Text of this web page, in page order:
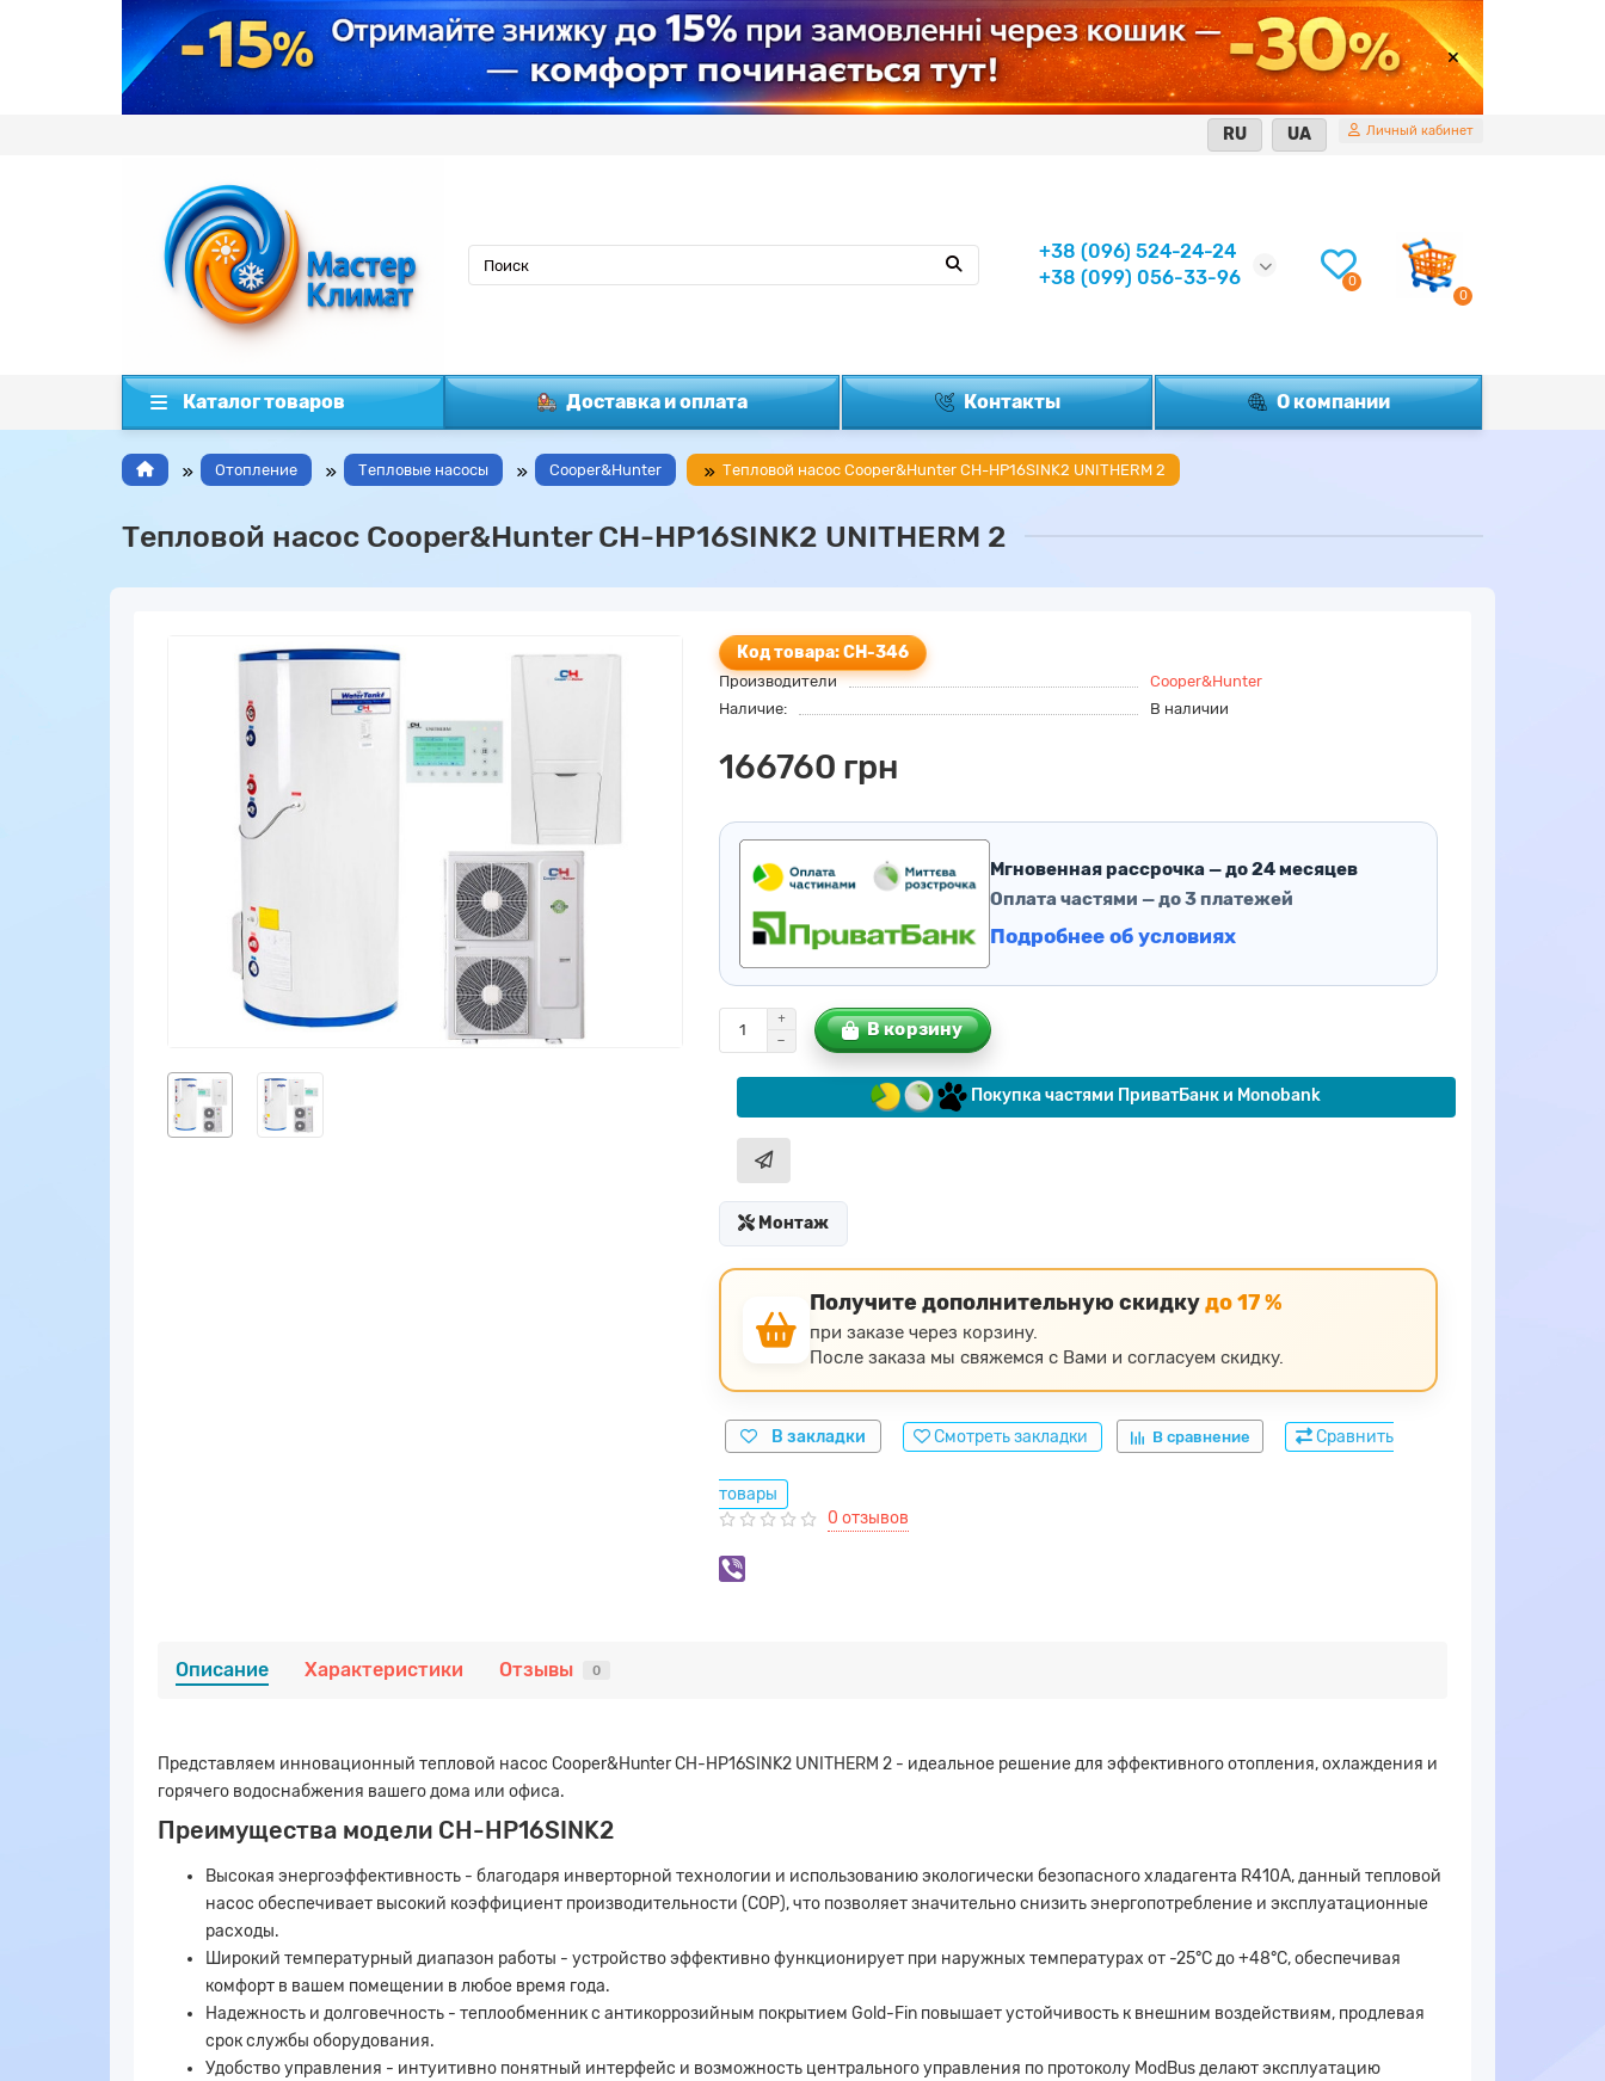
RU UA Личный кабинет
+38 (096) 524-24-24
+38 (099) 056-33-96
0
0
Каталог товаров Доставка и оплата Контакты О компании
Отопление Тепловые насосы Cooper&Hunter Тепловой насос Cooper&Hunter CH-HP16SINK2 UNITHERM 2
Тепловой насос Cooper&Hunter CH-HP16SINK2 UNITHERM 2
Код товара: CH-346
Производители
Cooper&Hunter
Наличие:
В наличии
166760 грн
Мгновенная рассрочка — до 24 месяцев
Оплата частями — до 3 платежей
Подробнее об условиях
В корзину
Покупка частями ПриватБанк и Monobank
Монтаж
Получите дополнительную скидкудо 17 %
при заказе через корзину.
После заказа мы свяжемся с Вами и согласуем скидку.
В закладки Смотреть закладки В сравнение Сравнить
товары
0 отзывов
Описание Характеристики Отзывы 0
Представляем инновационный тепловой насос Cooper&Hunter CH-HP16SINK2 UNITHERM 2 - идеальное решение для эффективного отопления, охлаждения и
горячего водоснабжения вашего дома или офиса.
Преимущества модели CH-HP16SINK2
Высокая энергоэффективность - благодаря инверторной технологии и использованию экологически безопасного хладагента R410A, данный тепловой
насос обеспечивает высокий коэффициент производительности (COP), что позволяет значительно снизить энергопотребление и эксплуатационные
расходы.
Широкий температурный диапазон работы - устройство эффективно функционирует при наружных температурах от -25°C до +48°C, обеспечивая
комфорт в вашем помещении в любое время года.
Надежность и долговечность - теплообменник с антикоррозийным покрытием Gold-Fin повышает устойчивость к внешним воздействиям, продлевая
срок службы оборудования.
Удобство управления - интуитивно понятный интерфейс и возможность центрального управления по протоколу ModBus делают эксплуатацию